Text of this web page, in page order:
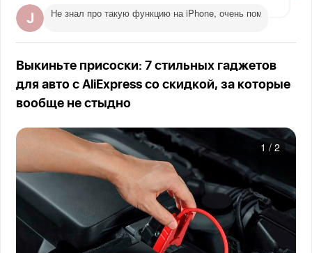
Не знал про такую функцию на iPhone, очень помогает
Выкиньте присоски: 7 стильных гаджетов
для авто с AliExpress со скидкой, за которые
вообще не стыдно
1 / 2